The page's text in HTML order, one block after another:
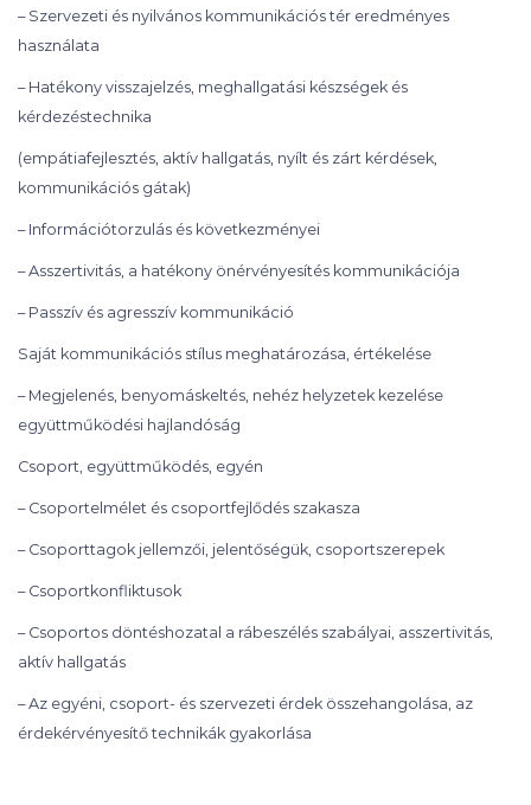
– Szervezeti és nyilvános kommunikációs tér eredményes
használata
– Hatékony visszajelzés, meghallgatási készségek és
kérdezéstechnika
(empátiafejlesztés, aktív hallgatás, nyílt és zárt kérdések,
kommunikációs gátak)
– Információtorzulás és következményei
– Asszertivitás, a hatékony önérvényesítés kommunikációja
– Passzív és agresszív kommunikáció
Saját kommunikációs stílus meghatározása, értékelése
– Megjelenés, benyomáskeltés, nehéz helyzetek kezelése
együttműködési hajlandóság
Csoport, együttműködés, egyén
– Csoportelmélet és csoportfejlődés szakasza
– Csoporttagok jellemzői, jelentőségük, csoportszerepek
– Csoportkonfliktusok
– Csoportos döntéshozatal a rábeszélés szabályai, asszertivitás,
aktív hallgatás
– Az egyéni, csoport- és szervezeti érdek összehangolása, az
érdekérvényesítő technikák gyakorlása